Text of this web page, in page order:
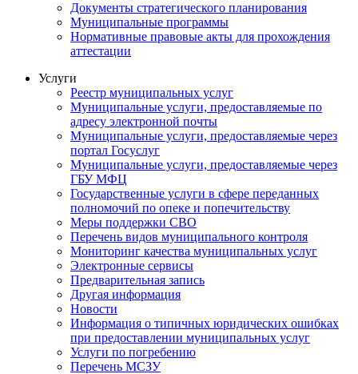
Документы стратегического планирования
Муниципальные программы
Нормативные правовые акты для прохождения
аттестации
Услуги
Реестр муниципальных услуг
Муниципальные услуги, предоставляемые по
адресу электронной почты
Муниципальные услуги, предоставляемые через
портал Госуслуг
Муниципальные услуги, предоставляемые через
ГБУ МФЦ
Государственные услуги в сфере переданных
полномочий по опеке и попечительству
Меры поддержки СВО
Перечень видов муниципального контроля
Мониторинг качества муниципальных услуг
Электронные сервисы
Предварительная запись
Другая информация
Новости
Информация о типичных юридических ошибках
при предоставлении муниципальных услуг
Услуги по погребению
Перечень МСЗУ